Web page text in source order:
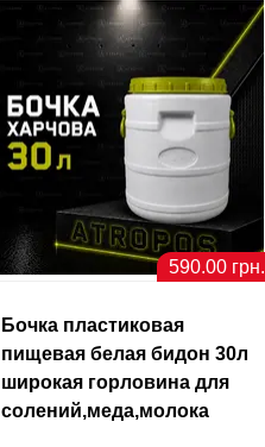
590.00 грн.
Бочка пластиковая
пищевая белая бидон 30л
широкая горловина для
солений,меда,молока